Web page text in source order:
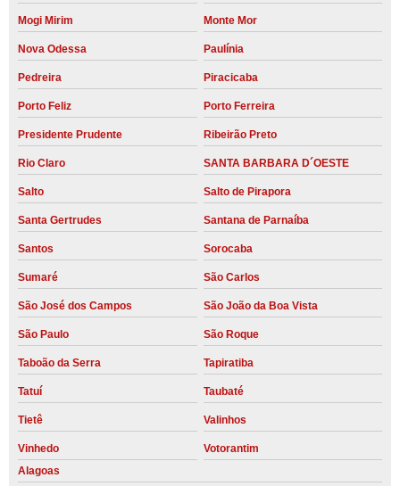
Mogi Mirim Monte Mor
Nova Odessa Paulínia
Pedreira Piracicaba
Porto Feliz Porto Ferreira
Presidente Prudente Ribeirão Preto
Rio Claro SANTA BARBARA D´OESTE
Salto Salto de Pirapora
Santa Gertrudes Santana de Parnaíba
Santos Sorocaba
Sumaré São Carlos
São José dos Campos São João da Boa Vista
São Paulo São Roque
Taboão da Serra Tapiratiba
Tatuí Taubaté
Tietê Valinhos
Vinhedo
Votorantim
Alagoas